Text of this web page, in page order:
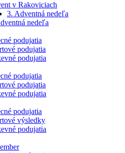
v Rakoviciach
3. Adventná nedeľa
nedeľa
podujatia
podujatia
podujatia
podujatia
podujatia
podujatia
podujatia
výsledky
podujatia